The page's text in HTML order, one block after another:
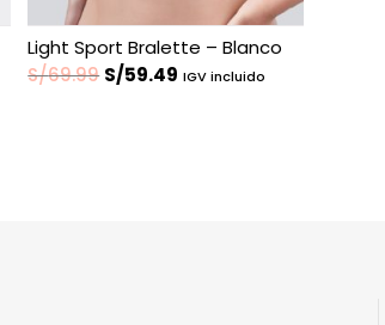
Light Sport Bralette – Blanco
S/69.99 El
S/59.49 El
IGV incluido